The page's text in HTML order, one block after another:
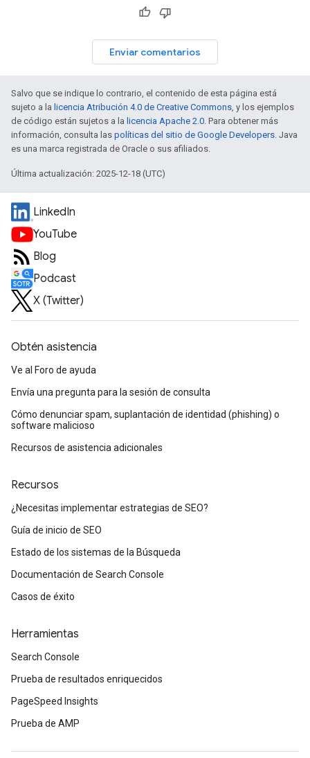
Enviar comentarios
Salvo que se indique lo contrario, el contenido de esta página está
sujeto a la licencia Atribución 4.0 de Creative Commons, y los ejemplos
de código están sujetos a la licencia Apache 2.0. Para obtener más
información, consulta las políticas del sitio de Google Developers. Java
es una marca registrada de Oracle o sus afiliados.
Última actualización: 2025-12-18 (UTC)
LinkedIn
YouTube
Blog
Podcast
X (Twitter)
Obtén asistencia
Ve al Foro de ayuda
Envía una pregunta para la sesión de consulta
Cómo denunciar spam, suplantación de identidad (phishing) o
software malicioso
Recursos de asistencia adicionales
Recursos
¿Necesitas implementar estrategias de SEO?
Guía de inicio de SEO
Estado de los sistemas de la Búsqueda
Documentación de Search Console
Casos de éxito
Herramientas
Search Console
Prueba de resultados enriquecidos
PageSpeed Insights
Prueba de AMP